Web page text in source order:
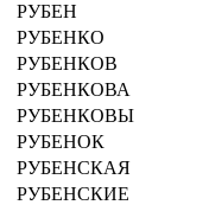
РУБЕН
РУБЕНКО
РУБЕНКОВ
РУБЕНКОВА
РУБЕНКОВЫ
РУБЕНОК
РУБЕНСКАЯ
РУБЕНСКИЕ